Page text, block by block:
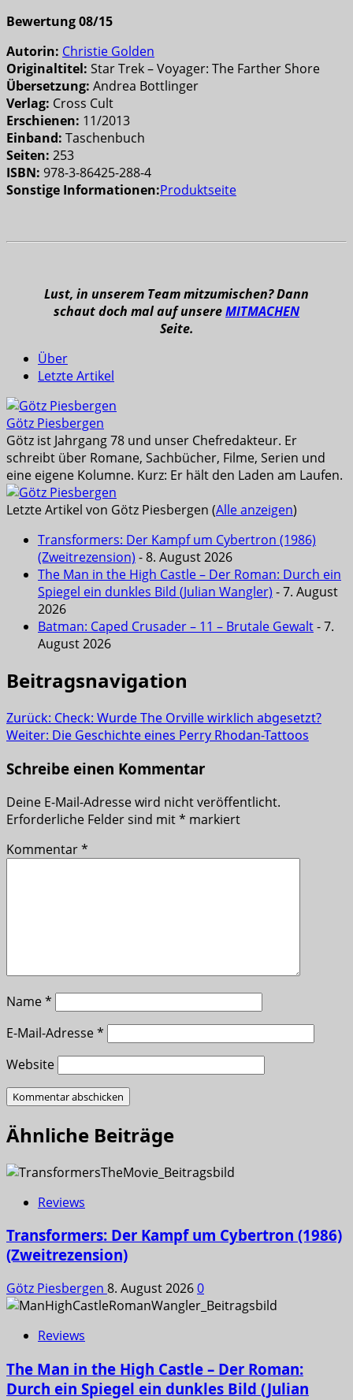
Bewertung 08/15
Autorin: Christie Golden
Originaltitel: Star Trek – Voyager: The Farther Shore
Übersetzung: Andrea Bottlinger
Verlag: Cross Cult
Erschienen: 11/2013
Einband: Taschenbuch
Seiten: 253
ISBN: 978-3-86425-288-4
Sonstige Informationen:Produktseite
Lust, in unserem Team mitzumischen? Dann
schaut doch mal auf unsereMITMACHEN
Seite.
Über
Letzte Artikel
Götz Piesbergen
Götz ist Jahrgang 78 und unser Chefredakteur. Er
schreibt über Romane, Sachbücher, Filme, Serien und
eine eigene Kolumne. Kurz: Er hält den Laden am Laufen.
Letzte Artikel von Götz Piesbergen (Alle anzeigen)
Transformers: Der Kampf um Cybertron (1986)
(Zweitrezension) - 8. August 2026
The Man in the High Castle – Der Roman: Durch ein
Spiegel ein dunkles Bild (Julian Wangler) - 7. August
2026
Batman: Caped Crusader – 11 – Brutale Gewalt- 7.
August 2026
Beitragsnavigation
Zurück: Check: Wurde The Orville wirklich abgesetzt?
Weiter: Die Geschichte eines Perry Rhodan-Tattoos
Schreibe einen Kommentar
Deine E-Mail-Adresse wird nicht veröffentlicht.
Erforderliche Felder sind mit* markiert
Kommentar*
Name*
E-Mail-Adresse*
Website
Ähnliche Beiträge
Reviews
Transformers: Der Kampf um Cybertron (1986)
(Zweitrezension)
Götz Piesbergen 8. August 20260
Reviews
The Man in the High Castle – Der Roman:
Durch ein Spiegel ein dunkles Bild (Julian